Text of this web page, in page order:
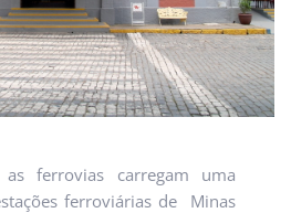
ferrovias carregam uma
ferroviárias de Minas